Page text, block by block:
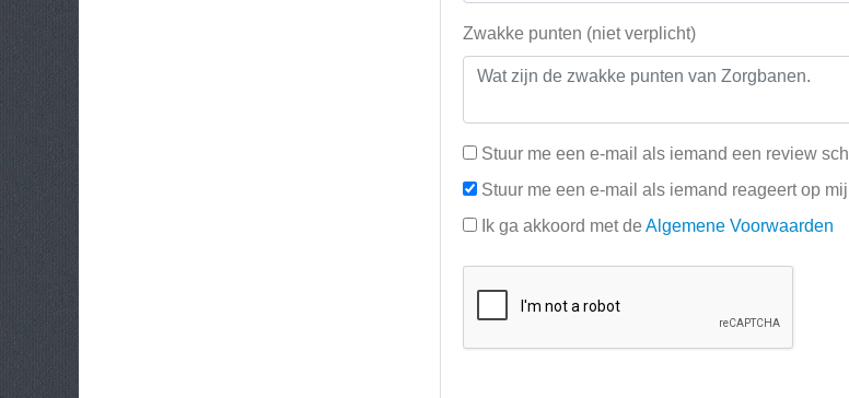
Zwakke punten (niet verplicht)
Stuur me een e-mail als iemand een review
Stuur me een e-mail als iemand reageert op
Ik ga akkoord met de Algemene Voorwaarden